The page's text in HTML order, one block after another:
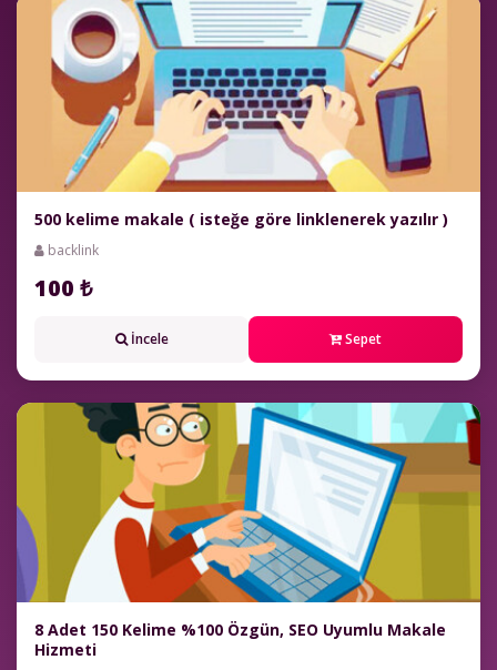
500 kelime makale ( isteğe göre linklenerek yazılır )
backlink
100 ₺
İncele Sepet
8 Adet 150 Kelime %100 Özgün, SEO Uyumlu Makale
Hizmeti